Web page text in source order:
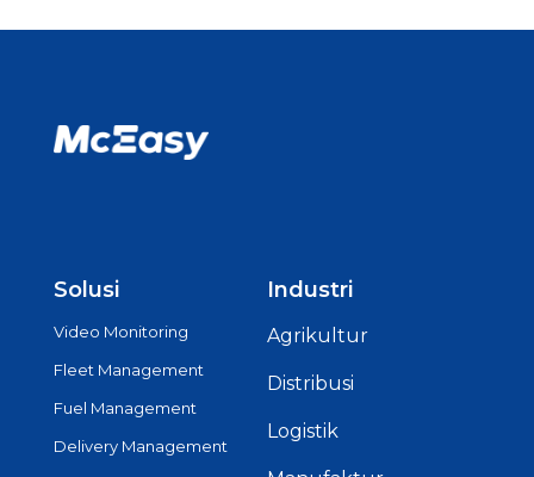
Solusi
Video Monitoring
Fleet Management
Fuel Management
Delivery Management
Industri
Agrikultur
Distribusi
Logistik